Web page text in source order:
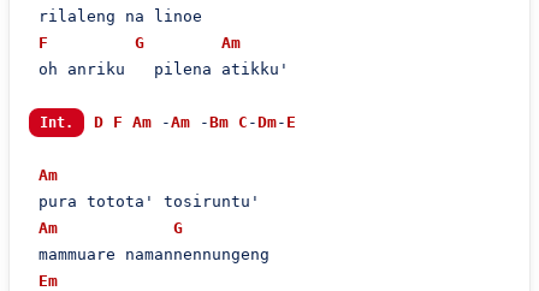
rilaleng na linoe
F
G
Am
oh anriku   pilena atikku'
Int. D F Am -Am -Bm C -Dm- E
Am
pura totota' tosiruntu'
Am
G
mammuare namannennungeng
Em